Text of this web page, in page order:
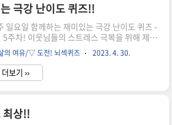
을 최대한 발휘해 보세요. 문제를 다 푸셨다면
의 정답 확인으로↓↓↓ [퀴즈 정답 공개!!] 퀴
정답은? '83' 입니다 조카가 운동을 한 것은
이고, 조카가 기분이 안 좋은 것은 친구들과의
에서 졌기 때문입니다. 다섯 가지 계산 문제는
프레임별 점수를 누계한 점수로서 네 번째 문
극강 난이도 퀴즈!!
일요일 함께하는 재미있는 극강 난이도 퀴즈 -
5주차! 이웃님들의 스트레스 극복을 위해 제공
는 "극강 난이도 퀴즈문제"입니다. 원래 힘이
는 더 힘든 일에 집중해서 아무 생각 안하는게
입니다. 그래서 준비한 극강 퀴즈입니다. 골때
문제들을 풀며 집중하다보면 어느새 삶의 고
상상력을 최대한 발휘해 보세요. 문제를 다 푸
면 아래의 정답 확인으로↓↓↓ [퀴즈 정답 공
의 여유/▽ 도전! 뇌섹퀴즈 2023. 4. 30.
더보기 ››
최상!!